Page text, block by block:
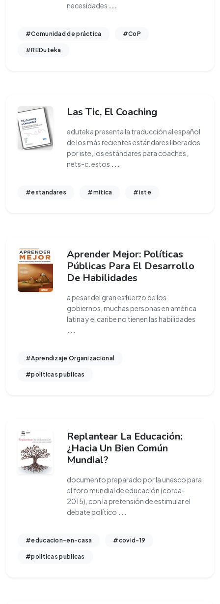
necesidades ...
#Comunidad de práctica #CoP
#REDuteka
Las Tic, El Coaching
eduteka presenta la traducción al español
de los más recientes estándares liberados
por iste, los estándares para coaches,
nets-c. estos ...
#estandares #mitica #iste
Aprender Mejor: Políticas
Públicas Para El Desarrollo
De Habilidades
a pesar del gran esfuerzo de los
gobiernos, muchas personas en américa
latina y el caribe no tienen las habilidades
...
#Aprendizaje Organizacional
#politicas publicas
Replantear La Educación:
¿Hacia Un Bien Común
Mundial?
documento preparado por la unesco para
el foro mundial de educación (corea-
2015), con la pretensión de estimular el
debate político ...
#educacion-en-casa #covid-19
#politicas publicas